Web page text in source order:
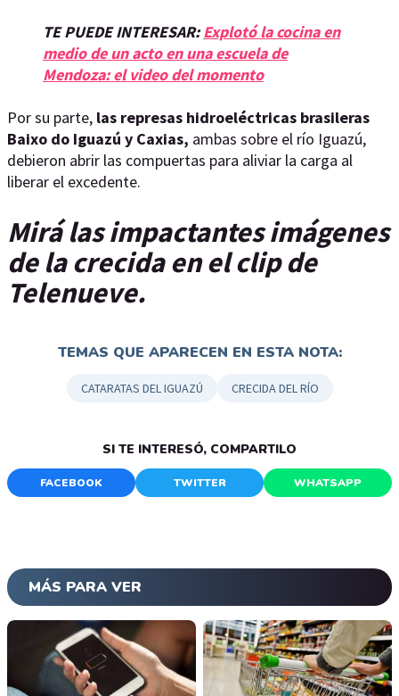
TE PUEDE INTERESAR:Explotó la cocina en
medio de un acto en una escuela de
Mendoza: el video del momento
Por su parte, las represas hidroeléctricas brasileras
Baixo do Iguazú y Caxias, ambas sobre el río Iguazú,
debieron abrir las compuertas para aliviar la carga al
liberar el excedente.
Mirá las impactantes imágenes
de la crecida en el clip de
Telenueve.
TEMAS QUE APARECEN EN ESTA NOTA:
CATARATAS DEL IGUAZÚ CRECIDA DEL RÍO
SI TE INTERESÓ, COMPARTILO
FACEBOOK TWITTER WHATSAPP
MÁS PARA VER